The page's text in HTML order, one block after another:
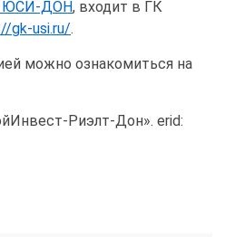
ЮСИ-ДОН, входит в ГК
gk-usi.ru/.
можно ознакомиться на
Риэлт-Дон». erid: